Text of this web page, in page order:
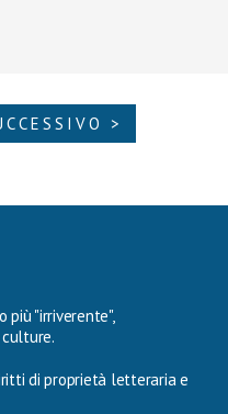
>
più "irriverente",
di proprietà letteraria e